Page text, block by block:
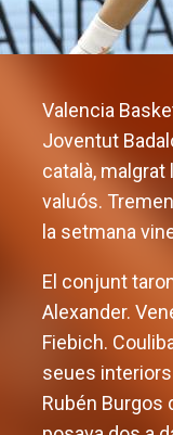
Valencia
Joventut
català,
valuós.
la setmana
El conjunt
Alexander.
Fiebich.
seues
Rubén Burgos